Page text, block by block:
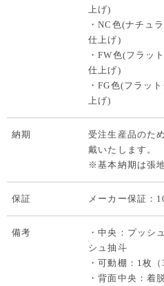
上げ)
・NC色(ナチュ
仕上げ)
・FW色(フラッ
仕上げ)
・FG色(フラッ
上げ)
納期
受注生産品のた
戴いたします。
※基本納期は張
保証 メーカー保証：
備考
・中央：プッシ
シュ抽斗
・可動棚：1枚
・背面中央：着